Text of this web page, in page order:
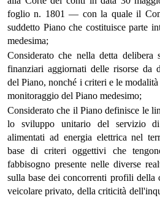
foglio n. 1801 — con la quale il
suddetto Piano che costituisce parte
medesima;
Considerato che nella detta
finanziari aggiornati delle risorse da
del Piano, nonché i criteri e le
monitoraggio del Piano medesimo;
Considerato che il Piano definisce le
lo sviluppo unitario del servizio
alimentati ad energia elettrica nel
base di criteri oggettivi che
fabbisogno presente nelle diverse
sulla base dei concorrenti profili della
veicolare privato, della criticità